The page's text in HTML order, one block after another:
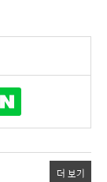
더 보기